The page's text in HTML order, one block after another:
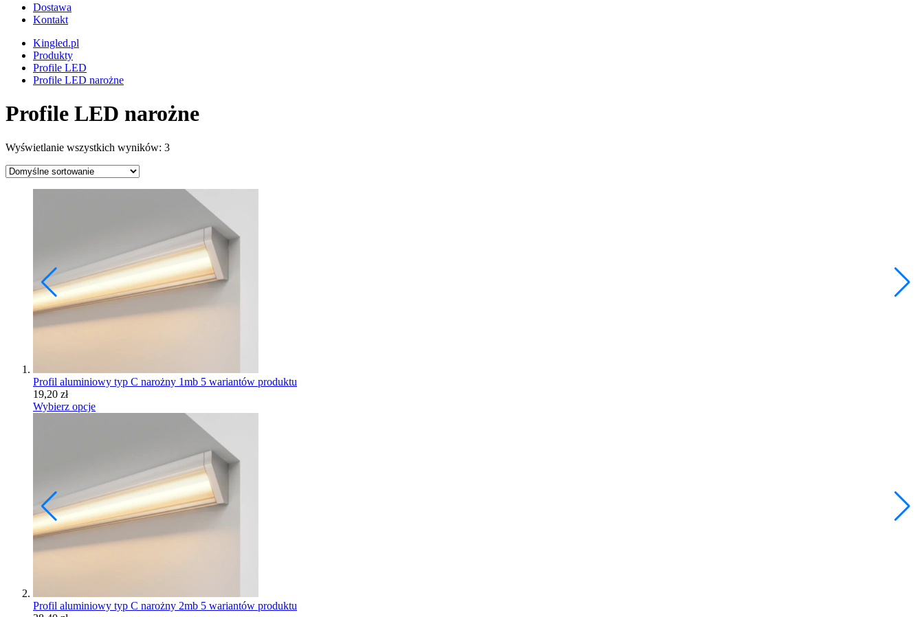
Dostawa
Kontakt
Kingled.pl
Produkty
Profile LED
Profile LED narożne
Profile LED narożne
Wyświetlanie wszystkich wyników: 3
Profil aluminiowy typ C narożny 1mb 5 wariantów produktu
19,20 zł
Wybierz opcje
Profil aluminiowy typ C narożny 2mb 5 wariantów produktu